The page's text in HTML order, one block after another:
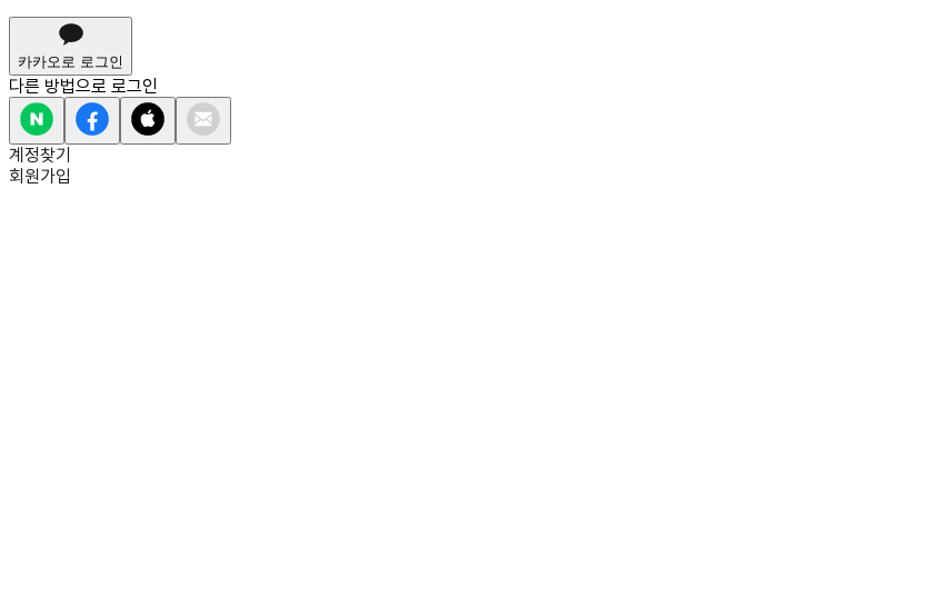
카카오로 로그인
다른 방법으로 로그인
계정찾기
회원가입